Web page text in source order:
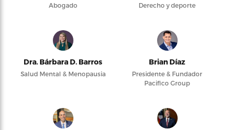
Abogado Derecho y deporte
Dra. Bárbara D. Barros
Salud Mental & Menopausia
Brian Díaz
Presidente & Fundador
Pacifico Group